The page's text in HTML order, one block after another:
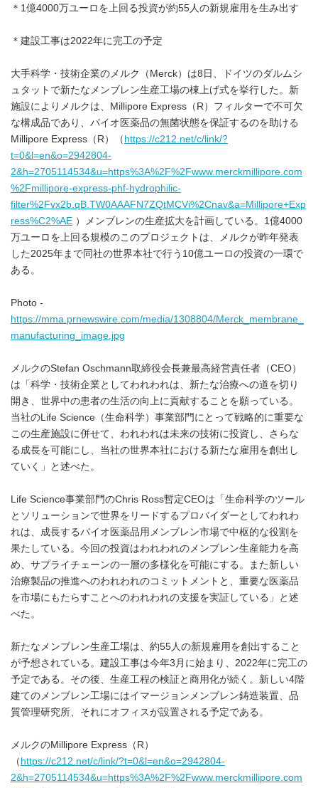
＊1億4000万ユーロを上回る投資が約55人の新規雇用を生み出す
＊建設工事は2022年に完工の予定
大手科学・技術企業のメルク（Merck）は8日、ドイツのダルムシ
ュタットで新たなメンブレン生産工場の棟上げ式を挙行した。新
施設によりメルクは、Millipore Express（R）フィルターで不可欠
な構成品であり、バイオ医薬品の無菌状態を保証するのを助ける
Millipore Express（R）（ https://c212.net/c/link/?
t=0&l=en&o=2942804-
2&h=2705114534&u=https%3A%2F%2Fwww.merckmillipore.com
%2Fmillipore-express-phf-hydrophilic-
filter%2Fvx2b.qB.TW0AAAFN7ZQtMCVi%2Cnav&a=Millipore+Exp
ress%C2%AE ）メンブレンの生産拡大を計画している。1億4000
万ユーロを上回る規模のこのプロジェクトは、メルクが昨年発表
した2025年まで同社の世界本社で行う10億ユーロの投資の一環で
ある。
Photo -
https://mma.prnewswire.com/media/1308804/Merck_membrane_
manufacturing_image.jpg
メルクのStefan Oschmann取締役会長兼最高経営責任者（CEO）
は「科学・技術企業としてわれわれは、新たな治療への道を切り
開き、世界中の患者の生活の向上に貢献することを願っている。
当社のLife Science（生命科学）事業部門にとって戦略的に重要な
この生産施設に併せて、われわれは未来の技術に投資し、さらな
る成長を可能にし、当社の世界本社における新たな雇用を創出し
ていく」と述べた。
Life Science事業部門のChris Ross暫定CEOは「生命科学のツール
とソリューションで世界をリードするプロバイダーとしてわれわ
れは、成長するバイオ医薬品用メンブレン市場で中枢的な役割を
果たしている。今回の投資はわれわれのメンブレン生産能力を高
め、サプライチェーンの一層の多様化を可能にする。また新しい
治療製品の推進へのわれわれのコミットメントと、重要な医薬品
を市場にもたらすことへのわれわれの支援を実証している」と述
べた。
新たなメンブレン生産工場は、約55人の新規雇用を創出すること
が予想されている。建設工事は今年3月に始まり、2022年に完工の
予定である。その後、生産工程の検証と商用化が続く。新しい4階
建てのメンブレン工場にはイマージョンメンブレン鋳造装置、品
質管理研究所、それにオフィスが設置される予定である。
メルクのMillipore Express（R）
（ https://c212.net/c/link/?t=0&l=en&o=2942804-
2&h=2705114534&u=https%3A%2F%2Fwww.merckmillipore.com